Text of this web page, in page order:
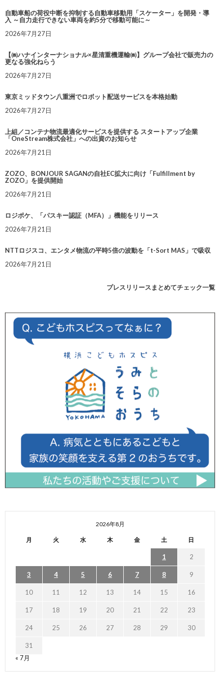
自動車船の荷役中断を抑制する自動車移動用「スケーター」を開発・導
入 ～自力走行できない車両を約5分で移動可能に～
2026年7月27日
【㈱ハナインターナショナル×星清重機運輸㈱】グループ会社で販売力の
更なる強化ねらう
2026年7月27日
東京ミッドタウン八重洲でロボット配送サービスを本格始動
2026年7月27日
上組／コンテナ物流最適化サービスを提供する スタートアップ企業
「OneStream株式会社」への出資のお知らせ
2026年7月21日
ZOZO、BONJOUR SAGANの自社EC拡大に向け「Fulfillment by
ZOZO」を提供開始
2026年7月21日
ロジポケ、「パスキー認証（MFA）」機能をリリース
2026年7月21日
NTTロジスコ、エンタメ物流の平時5倍の波動を「t-Sort MAS」で吸収
2026年7月21日
プレスリリースまとめてチェック一覧
2026年8月
月 火 水 木 金 土 日
1 2
3 4 5 6 7 8 9
10 11 12 13 14 15 16
17 18 19 20 21 22 23
24 25 26 27 28 29 30
31
« 7月